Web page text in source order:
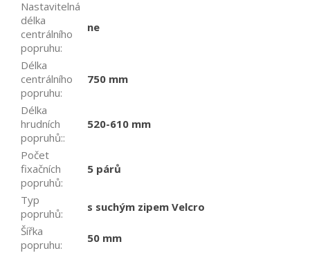
Nastavitelná
délka
centrálního
popruhu:
ne
Délka
centrálního
popruhu:
750 mm
Délka
hrudních
popruhů::
520-610 mm
Počet
fixačních
popruhů:
5 párů
Typ
popruhů:
s suchým zipem Velcro
Šířka
popruhu:
50 mm